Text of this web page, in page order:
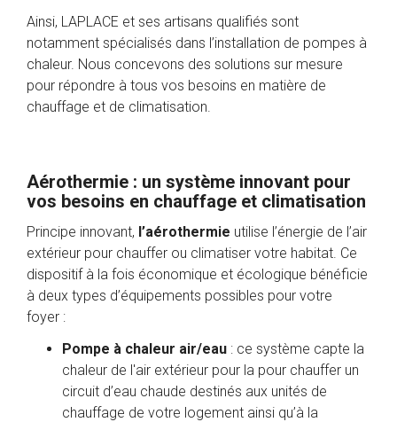
Ainsi, LAPLACE et ses artisans qualifiés sont
notamment spécialisés dans l’installation de pompes à
chaleur. Nous concevons des solutions sur mesure
pour répondre à tous vos besoins en matière de
chauffage et de climatisation.
Aérothermie : un système innovant pour
vos besoins en chauffage et climatisation
Principe innovant, l’aérothermie utilise l’énergie de l’air
extérieur pour chauffer ou climatiser votre habitat. Ce
dispositif à la fois économique et écologique bénéficie
à deux types d’équipements possibles pour votre
foyer :
Pompe à chaleur air/eau : ce système capte la
chaleur de l'air extérieur pour la pour chauffer un
circuit d’eau chaude destinés aux unités de
chauffage de votre logement ainsi qu’à la